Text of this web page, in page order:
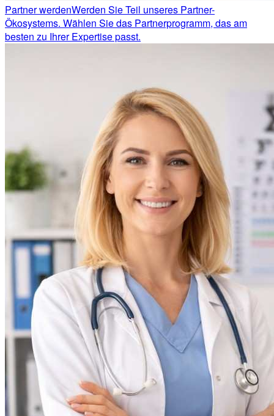
Partner werdenWerden Sie Teil unseres Partner-
Ökosystems. Wählen Sie das Partnerprogramm, das am
besten zu Ihrer Expertise passt.